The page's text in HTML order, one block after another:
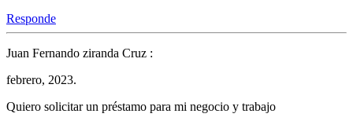
Responde
Juan Fernando ziranda Cruz :
febrero, 2023.
Quiero solicitar un préstamo para mi negocio y trabajo